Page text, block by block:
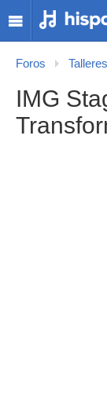
Foros Talleres
IMG